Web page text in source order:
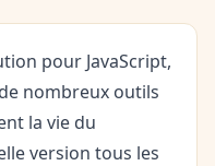
pour JavaScript,
de nombreux outils
la vie du
version tous les